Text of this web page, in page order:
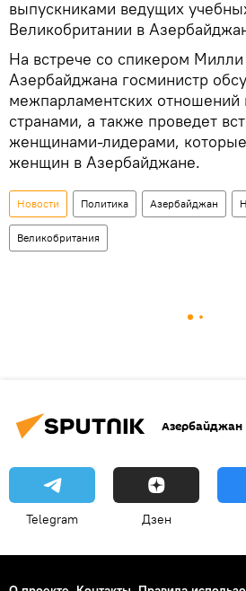
выпускниками ведущих
Великобритании в
На встрече со спикером
Азербайджана госминистр
межпарламентских
странами, а также проведет
женщинами-лидерами,
женщин в Азербайджане.
Новости Политика Азербайджан
Великобритания
Азербайджан
Telegram Дзен